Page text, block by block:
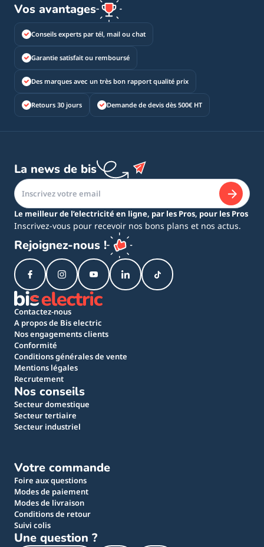
Vos avantages
Conseils experts par tél, mail ou chat
Garantie satisfait ou remboursé
Des marques avec un très bon rapport qualité prix
Retours 30 jours Demande de devis dès 500€ HT
La news de bis
Le meilleur de l’electricité en ligne, par les Pros, pour les Pros
Inscrivez-vous pour recevoir nos bons plans et nos actus.
Rejoignez-nous !
Contactez-nous
A propos de Bis electric
Nos engagements clients
Conformité
Conditions générales de vente
Mentions légales
Recrutement
Nos conseils
Secteur domestique
Secteur tertiaire
Secteur industriel
Votre commande
Foire aux questions
Modes de paiement
Modes de livraison
Conditions de retour
Suivi colis
Une question ?